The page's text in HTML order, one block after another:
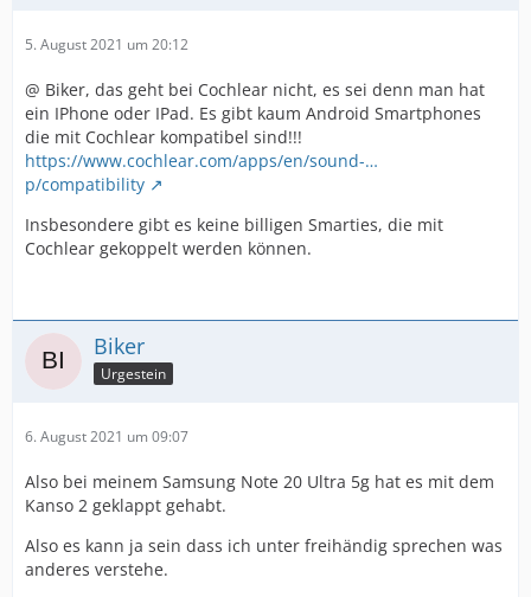
5. August 2021 um 20:12
@ Biker, das geht bei Cochlear nicht, es sei denn man hat
ein IPhone oder IPad. Es gibt kaum Android Smartphones
die mit Cochlear kompatibel sind!!!
https://www.cochlear.com/apps/en/sound-…
p/compatibility
Insbesondere gibt es keine billigen Smarties, die mit
Cochlear gekoppelt werden können.
Biker
Urgestein
6. August 2021 um 09:07
Also bei meinem Samsung Note 20 Ultra 5g hat es mit dem
Kanso 2 geklappt gehabt.
Also es kann ja sein dass ich unter freihändig sprechen was
anderes verstehe.